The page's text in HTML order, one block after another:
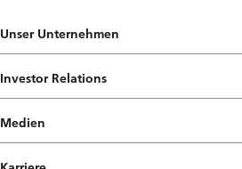
Unser Unternehmen
Investor Relations
Medien